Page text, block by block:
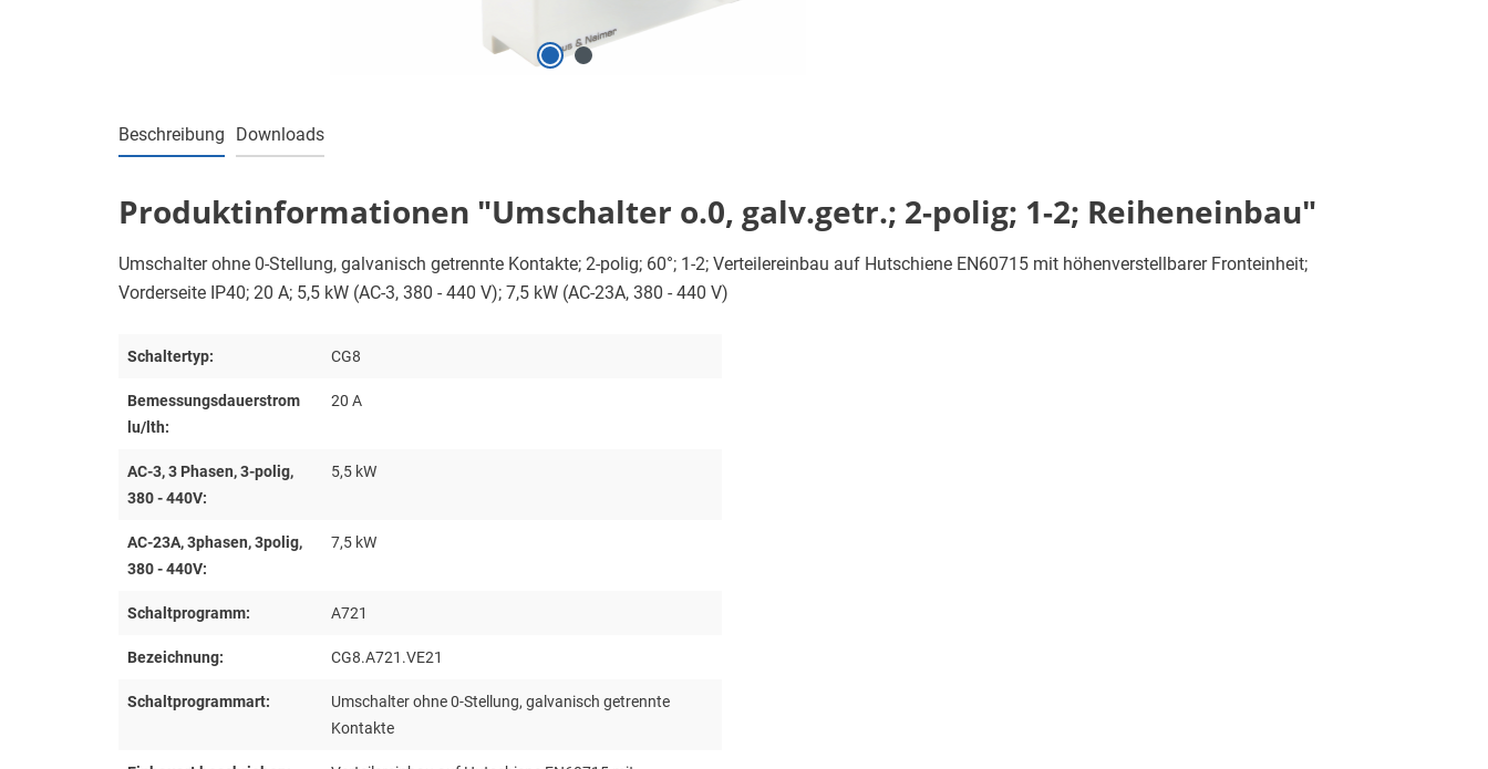
Beschreibung Downloads
Produktinformationen "Umschalter o.0, galv.getr.; 2-polig; 1-2; Reiheneinbau"
Umschalter ohne 0-Stellung, galvanisch getrennte Kontakte; 2-polig; 60°; 1-2; Verteilereinbau auf Hutschiene EN60715 mit höhenverstellbarer Fronteinheit;
Vorderseite IP40; 20 A; 5,5 kW (AC-3, 380 - 440 V); 7,5 kW (AC-23A, 380 - 440 V)
Schaltertyp: CG8
Bemessungsdauerstrom
lu/lth:
20 A
AC-3, 3 Phasen, 3-polig,
380 - 440V:
5,5 kW
AC-23A, 3phasen, 3polig,
380 - 440V:
7,5 kW
Schaltprogramm: A721
Bezeichnung: CG8.A721.VE21
Schaltprogrammart:
Umschalter ohne 0-Stellung, galvanisch getrennte
Kontakte